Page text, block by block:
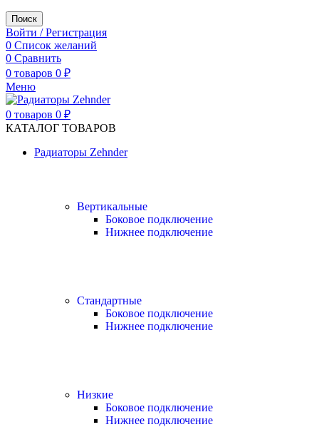
Поиск
Войти / Регистрация
0 Список желаний
0 Сравнить
0 товаров 0 ₽
Меню
0 товаров 0 ₽
КАТАЛОГ ТОВАРОВ
Радиаторы Zehnder
Вертикальные
Боковое подключение
Нижнее подключение
Стандартные
Боковое подключение
Нижнее подключение
Низкие
Боковое подключение
Нижнее подключение